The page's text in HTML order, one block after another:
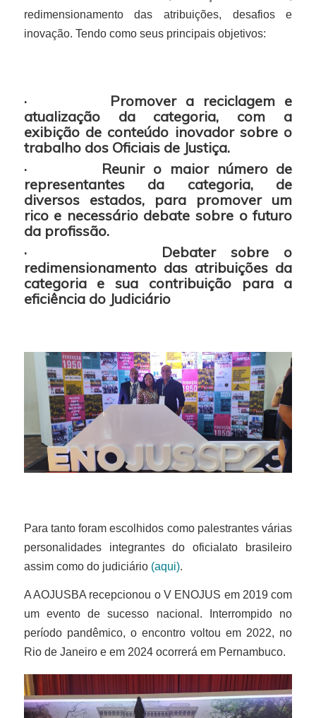
redimensionamento das atribuições, desafios e
inovação. Tendo como seus principais objetivos:
· Promover a reciclagem e
atualização da categoria, com a
exibição de conteúdo inovador sobre o
trabalho dos Oficiais de Justiça.
· Reunir o maior número de
representantes da categoria, de
diversos estados, para promover um
rico e necessário debate sobre o futuro
da profissão.
· Debater sobre o
redimensionamento das atribuições da
categoria e sua contribuição para a
eficiência do Judiciário
Para tanto foram escolhidos como palestrantes várias
personalidades integrantes do oficialato brasileiro
assim como do judiciário (aqui).
A AOJUSBA recepcionou o V ENOJUS em 2019 com
um evento de sucesso nacional. Interrompido no
período pandêmico, o encontro voltou em 2022, no
Rio de Janeiro e em 2024 ocorrerá em Pernambuco.